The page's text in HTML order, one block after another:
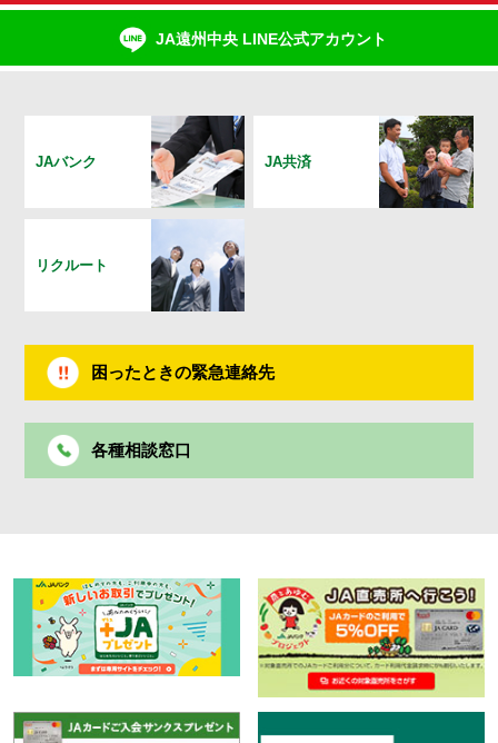
JA遠州中央 LINE公式アカウント
JAバンク JA共済
リクルート
困ったときの緊急連絡先
各種相談窓口